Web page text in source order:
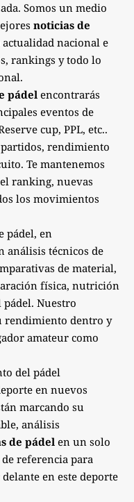
Somos un medio
noticias de
nacional e
rankings y todo lo
pádelencontrarás
eventos de
cup, PPL, etc..
partidos, rendimiento
Te mantenemos
ranking, nuevas
los movimientos
pádel, en
análisis técnicos de
de material,
física, nutrición
Nuestro
rendimiento dentro y
amateur como
del pádel
en nuevos
marcando su
análisis
de pádel en un solo
referencia para
en este deporte